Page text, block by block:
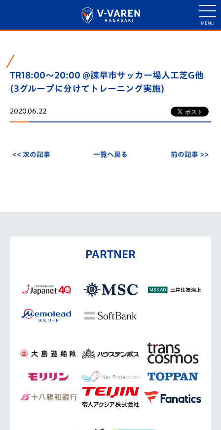
TR18:00～20:00 @諫早市サッカー場人工芝G他
(3グループに分けてトレーニング実施)
2020.06.22
<< 次の記事 一覧へ戻る 前の記事 >>
PARTNER